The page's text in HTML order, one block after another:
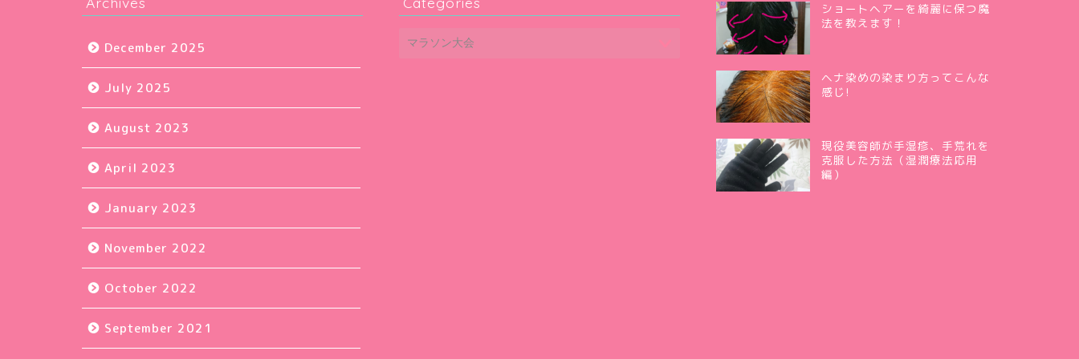
December 2025
July 2025
August 2023
April 2023
January 2023
November 2022
October 2022
September 2021
ショートヘアーを綺麗に保つ魔
法を教えます！
ヘナ染めの染まり方ってこんな
感じ!
現役美容師が手湿疹、手荒れを
克服した方法（湿潤療法応用
編）